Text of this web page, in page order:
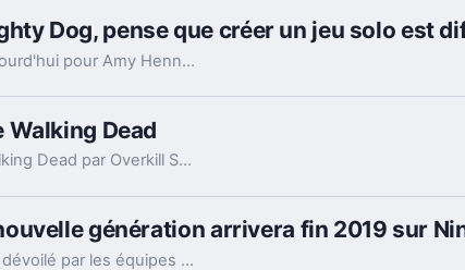
Dog, pense que créer un jeu solo est
Faire exister un jeu uniquement solo serait compliqué aujourd'hui pour Amy Hennig.
Walking Dead
La nouvelle adaptation vidéoludique de la licence The Walking Dead par Overkill Software (filiale du studio Starbreeze) est officiellement annulée par la division jeu vidéo de Skybound Entertainment.
génération arrivera fin 2019 sur
Les nouveaux épisodes de la franchise Pokémon ont été dévoilé par les équipes de Game Freak.